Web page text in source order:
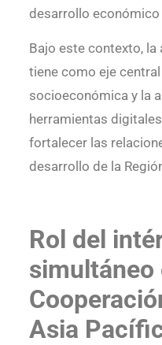
desarrollo
Bajo este contexto, la
tiene como eje
socioeconómica y la
herramientas
fortalecer las
desarrollo de la
Rol del
simultáneo
Asia